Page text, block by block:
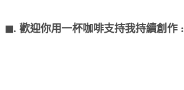
◼︎. 歡迎你用一杯咖啡支持我持續創作 :